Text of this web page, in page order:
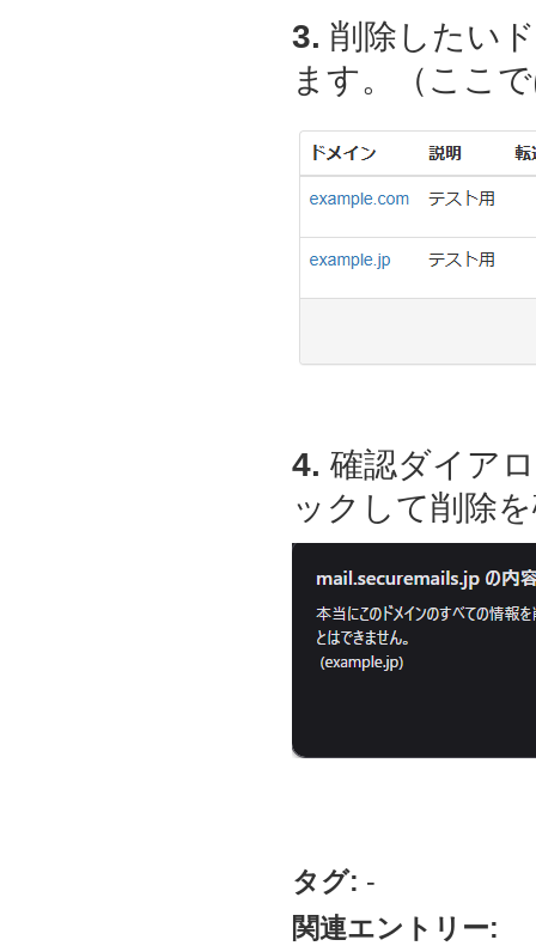
3. 削除したい
ます。（ここ
4. 確認ダイア
ックして削除
タグ: -
関連エントリー: